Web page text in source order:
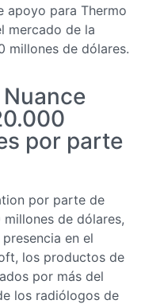
apoyo para Thermo
mercado de la
millones de dólares.
por parte
por parte de
de dólares,
en el
los productos de
por más del
los radiólogos de